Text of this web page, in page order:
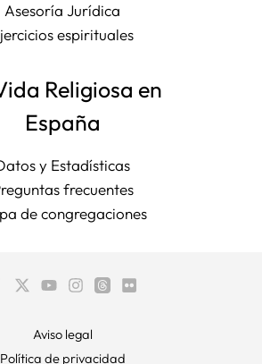
Asesoría Jurídica
espirituales
Religiosa en
España
y Estadísticas
frecuentes
de congregaciones
Aviso legal
Política de privacidad